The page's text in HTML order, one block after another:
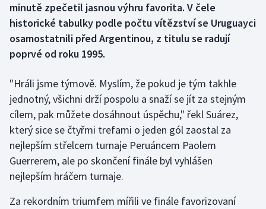
Futsal
Golf
Gymnastika
Házená
Jezdectví
Judo
minutě zpečetil jasnou výhru favorita. V čele
historické tabulky podle počtu vítězství se Uruguayci
osamostatnili před Argentinou, z titulu se radují
poprvé od roku 1995.
"Hráli jsme týmově. Myslím, že pokud je tým takhle
jednotný, všichni drží pospolu a snaží se jít za stejným
cílem, pak můžete dosáhnout úspěchu," řekl Suárez,
který sice se čtyřmi trefami o jeden gól zaostal za
nejlepším střelcem turnaje Peruáncem Paolem
Guerrerem, ale po skončení finále byl vyhlášen
nejlepším hráčem turnaje.
Za rekordním triumfem mířili ve finále favorizovaní